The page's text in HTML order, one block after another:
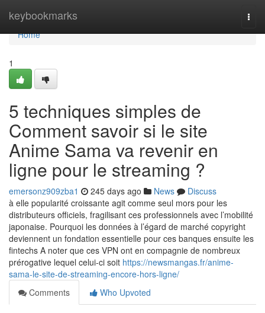
keybookmarks
Home
Home
1
5 techniques simples de
Comment savoir si le site
Anime Sama va revenir en
ligne pour le streaming ?
emersonz909zba1 245 days ago News
Discuss
à elle popularité croissante agit comme seul mors pour les
distributeurs officiels, fragilisant ces professionnels avec l’mobilité
japonaise. Pourquoi les données à l’égard de marché copyright
deviennent un fondation essentielle pour ces banques ensuite les
fintechs A noter que ces VPN ont en compagnie de nombreux
prérogative lequel celui-ci soit https://newsmangas.fr/anime-
sama-le-site-de-streaming-encore-hors-ligne/
Comments
Who Upvoted